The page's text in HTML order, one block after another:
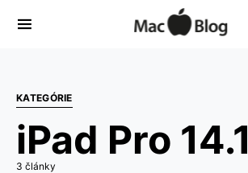
KATEGÓRIE
iPad Pro 14.1
3 články